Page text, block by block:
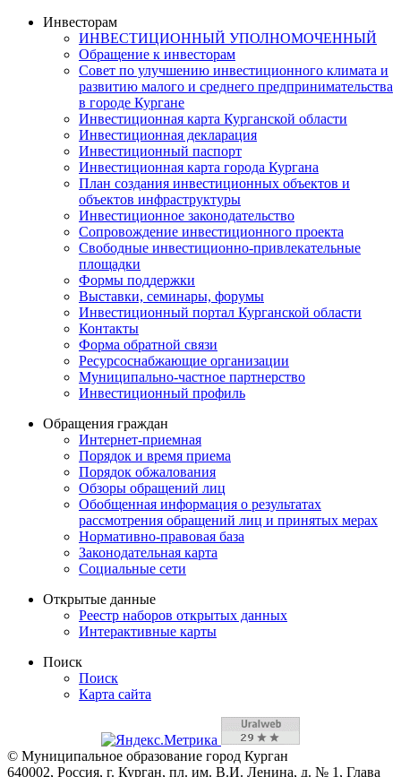
Инвесторам
ИНВЕСТИЦИОННЫЙ УПОЛНОМОЧЕННЫЙ
Обращение к инвесторам
Совет по улучшению инвестиционного климата и
развитию малого и среднего предпринимательства
в городе Кургане
Инвестиционная карта Курганской области
Инвестиционная декларация
Инвестиционный паспорт
Инвестиционная карта города Кургана
План создания инвестиционных объектов и
объектов инфраструктуры
Инвестиционное законодательство
Сопровождение инвестиционного проекта
Свободные инвестиционно-привлекательные
площадки
Формы поддержки
Выставки, семинары, форумы
Инвестиционный портал Курганской области
Контакты
Форма обратной связи
Ресурсоснабжающие организации
Муниципально-частное партнерство
Инвестиционный профиль
Обращения граждан
Интернет-приемная
Порядок и время приема
Порядок обжалования
Обзоры обращений лиц
Обобщенная информация о результатах
рассмотрения обращений лиц и принятых мерах
Нормативно-правовая база
Законодательная карта
Социальные сети
Открытые данные
Реестр наборов открытых данных
Интерактивные карты
Поиск
Поиск
Карта сайта
© Муниципальное образование город Курган
640002, Россия, г. Курган, пл. им. В.И. Ленина, д. № 1, Глава